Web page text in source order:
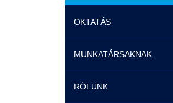
Nemzetközi Lehetőségek
Szolgáltatások
Fordítási Szolgáltatások
OKTATÁS
Képzéseink
Duális képzés
MUNKATÁRSAKNAK
Képzéseink
RÓLUNK